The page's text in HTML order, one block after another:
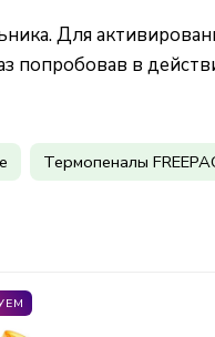
Для
попробовав в
Термопеналы